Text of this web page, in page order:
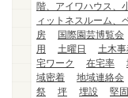
階、アイワハウス、
ィットネスルーム、
房
国際園芸博覧会
用
土曜日 土木
宅ワーク
在宅率
域密着
地域連絡会
祭
坪 埋設 堅固